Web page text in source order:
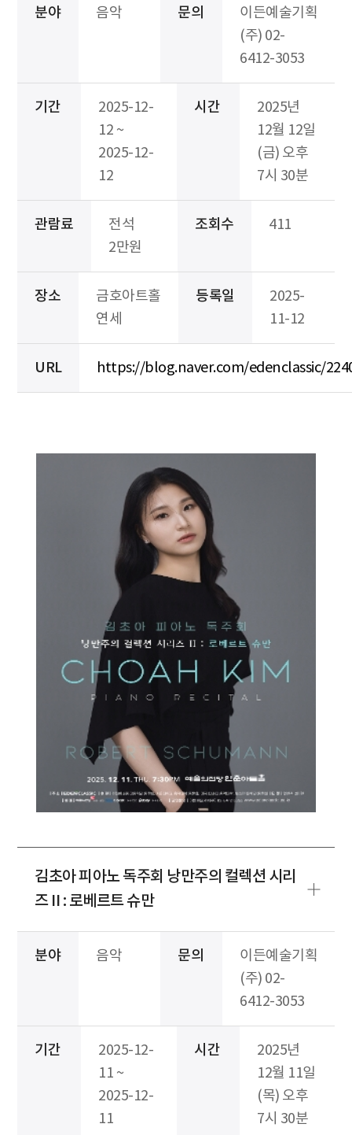
분야 음악 문의
이든예술기획
(주) 02-
6412-3053
기간
2025-12-
12 ~
2025-12-
12
시간
2025년
12월 12일
(금) 오후
7시 30분
관람료
전석
2만원
조회수 411
장소
금호아트홀
연세
등록일
2025-
11-12
URL https://blog.naver.com/edenclassic/
김초아 피아노 독주회 낭만주의 컬렉션 시리
즈 II : 로베르트 슈만
분야 음악 문의
이든예술기획
(주) 02-
6412-3053
기간
2025-12-
11 ~
2025-12-
11
시간
2025년
12월 11일
(목) 오후
7시 30분